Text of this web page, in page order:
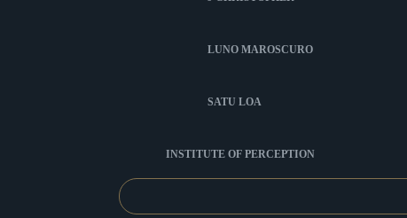
LUNO MAROSCURO
SATU LOA
INSTITUTE OF PERCEPTION